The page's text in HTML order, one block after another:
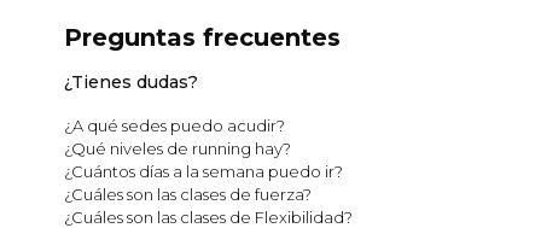
Preguntas frecuentes
¿Tienes dudas?
¿A qué sedes puedo acudir?
¿Qué niveles de running hay?
¿Cuántos días a la semana puedo ir?
¿Cuáles son las clases de fuerza?
¿Cuáles son las clases de Flexibilidad?